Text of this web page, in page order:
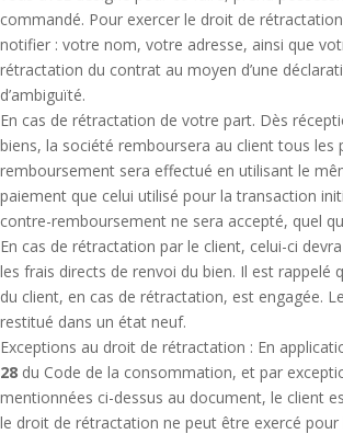
commandé. Pour exercer le droit de
notifier : votre nom, votre adresse, ainsi que
rétractation du contrat au moyen d’une
d’ambiguïté.
En cas de rétractation de votre part. Dès
biens, la société remboursera au client tous les
remboursement sera effectué en utilisant le
paiement que celui utilisé pour la transaction
contre-remboursement ne sera accepté, quel
En cas de rétractation par le client, celui-ci
les frais directs de renvoi du bien. Il est rappelé
du client, en cas de rétractation, est engagée.
restitué dans un état neuf.
Exceptions au droit de rétractation : En
28 du Code de la consommation, et par
mentionnées ci-dessus au document, le client
le droit de rétractation ne peut être exercé